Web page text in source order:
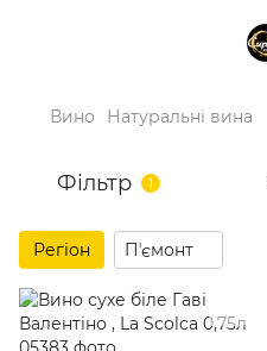
Вино Натуральні вина
Фільтр 1
Регіон Пʼємонт